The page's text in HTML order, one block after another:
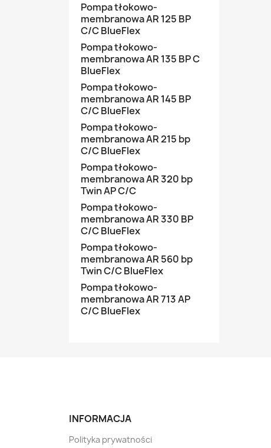
Pompa tłokowo-
membranowa AR 125 BP
C/C BlueFlex
Pompa tłokowo-
membranowa AR 135 BP C
BlueFlex
Pompa tłokowo-
membranowa AR 145 BP
C/C BlueFlex
Pompa tłokowo-
membranowa AR 215 bp
C/C BlueFlex
Pompa tłokowo-
membranowa AR 320 bp
Twin AP C/C
Pompa tłokowo-
membranowa AR 330 BP
C/C BlueFlex
Pompa tłokowo-
membranowa AR 560 bp
Twin C/C BlueFlex
Pompa tłokowo-
membranowa AR 713 AP
C/C BlueFlex
INFORMACJA
Polityka prywatności